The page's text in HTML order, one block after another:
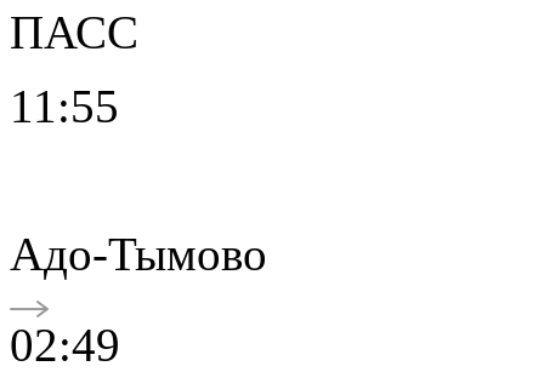
ПАСС
11:55
Адо-Тымово
02:49